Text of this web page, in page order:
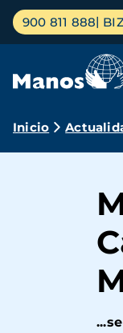
Pasar
contenido
Menú
principal
900 811 888
Ruta
Inicio